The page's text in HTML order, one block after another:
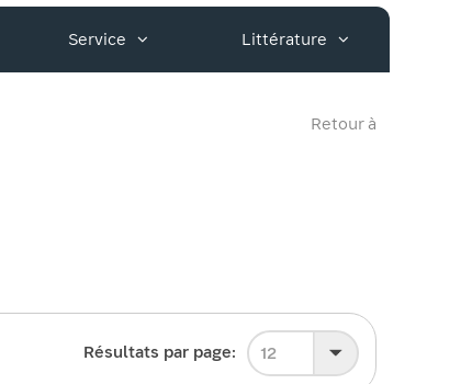
Service Littérature
Retour à
Résultats par page: 12